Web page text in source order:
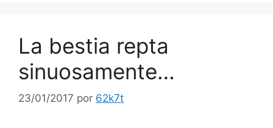
La bestia repta
sinuosamente…
23/01/2017 por 62k7t